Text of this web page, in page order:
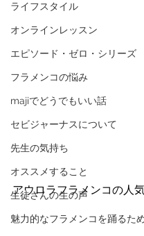
ライフスタイル
オンラインレッスン
エピソード・ゼロ・シリーズ
フラメンコの悩み
majiでどうでもいい話
セビジャーナスについて
先生の気持ち
オススメすること
生徒さんの生の声
魅力的なフラメンコを踊るた
アウロラフラメンコの人